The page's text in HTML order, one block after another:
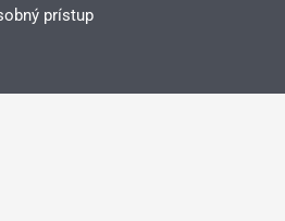
prístup